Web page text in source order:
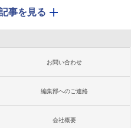
事を見る
お問い合わせ
編集部へのご連絡
会社概要